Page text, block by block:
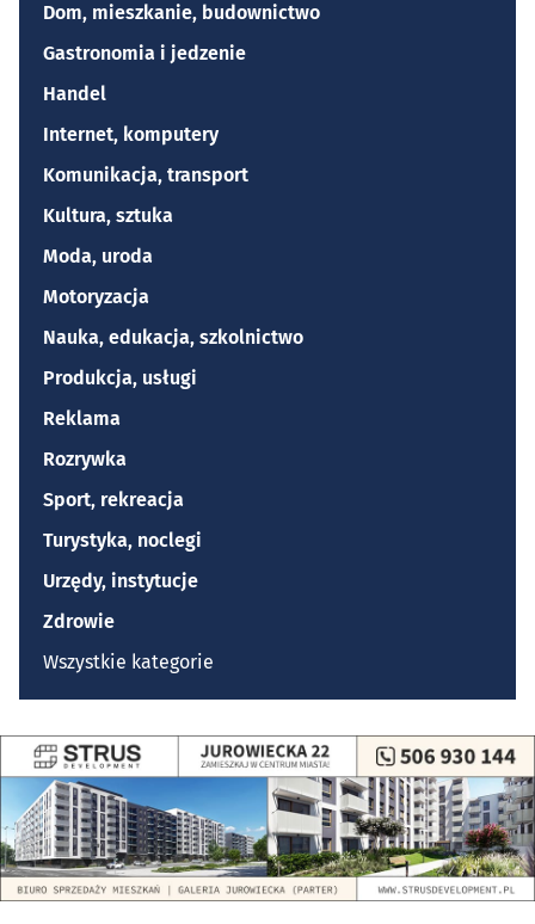
Dom, mieszkanie, budownictwo
Gastronomia i jedzenie
Handel
Internet, komputery
Komunikacja, transport
Kultura, sztuka
Moda, uroda
Motoryzacja
Nauka, edukacja, szkolnictwo
Produkcja, usługi
Reklama
Rozrywka
Sport, rekreacja
Turystyka, noclegi
Urzędy, instytucje
Zdrowie
Wszystkie kategorie